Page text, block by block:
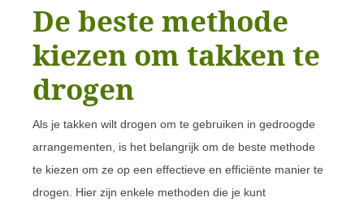
De beste methode
kiezen om takken te
drogen
Als je takken wilt drogen om te gebruiken in gedroogde
arrangementen, is het belangrijk om de beste methode
te kiezen om ze op een effectieve en efficiënte manier te
drogen. Hier zijn enkele methoden die je kunt